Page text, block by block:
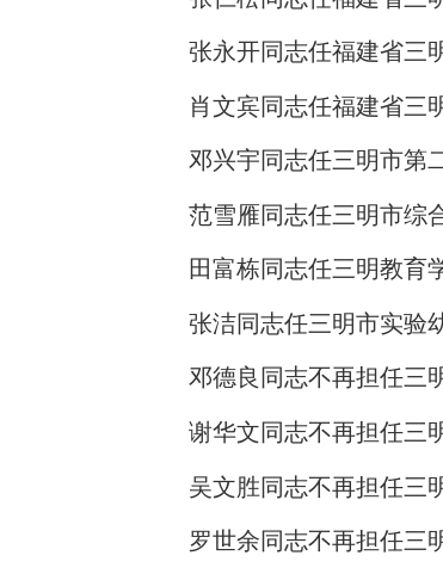
张永开同志任福建省三
肖文宾同志任福建省三
邓兴宇同志任三明市第
范雪雁同志任三明市综
田富栋同志任三明教育
张洁同志任三明市实验
邓德良同志不再担任三
谢华文同志不再担任三
吴文胜同志不再担任三
罗世余同志不再担任三